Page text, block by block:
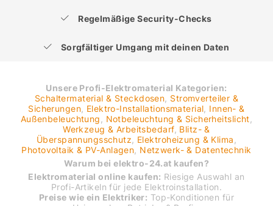
Regelmäßige Security-Checks
Sorgfältiger Umgang mit deinen Daten
Unsere Profi-Elektromaterial Kategorien:
Schaltermaterial & Steckdosen Stromverteiler &
Sicherungen Elektro-Installationsmaterial Innen- &
Außenbeleuchtung
Notbeleuchtung & Sicherheitslicht
Werkzeug & Arbeitsbedarf, Blitz- &
Überspannungsschutz
Elektroheizung & Klima
Photovoltaik & PV-Anlagen Netzwerk- & Datentechnik
Warum bei elektro-24.at kaufen?
Elektromaterial online kaufen: Riesige Auswahl an
Profi-Artikeln für jede Elektroinstallation.
Preise wie ein Elektriker: Top-Konditionen für